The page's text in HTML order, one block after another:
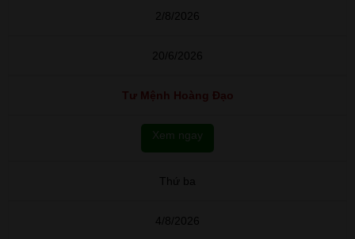
2/8/2026
20/6/2026
Tư Mệnh Hoàng Đạo
Xem ngay
Thứ ba
4/8/2026